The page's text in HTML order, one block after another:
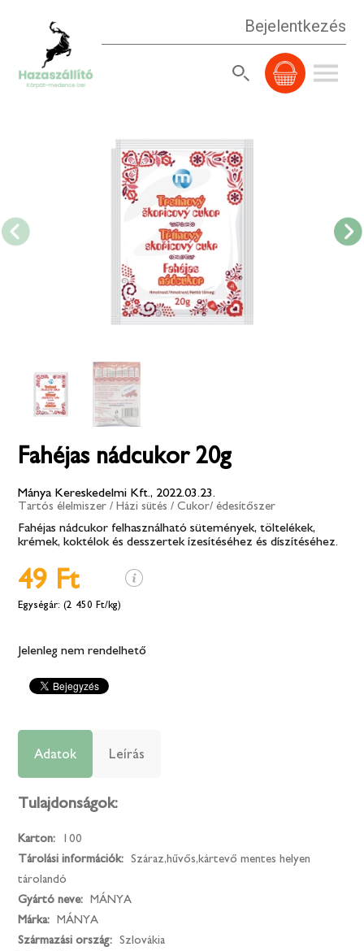
Bejelentkezés
Fahéjas nádcukor 20g
Mánya Kereskedelmi Kft., 2022.03.23.
Tartós élelmiszer / Házi sütés / Cukor/ édesítőszer
Fahéjas nádcukor felhasználható sütemények, töltelékek,
krémek, koktélok és desszertek ízesítéséhez és díszítéséhez.
49 Ft
(2 450 Ft/kg)
Jelenleg nem rendelhető
Adatok Leírás
Tulajdonságok:
Karton:
100
Tárolási információk:
Száraz,hűvős,kártevő mentes helyen
tárolandó
Gyártó neve:
MÁNYA
Márka:
MÁNYA
Származási ország:
Szlovákia